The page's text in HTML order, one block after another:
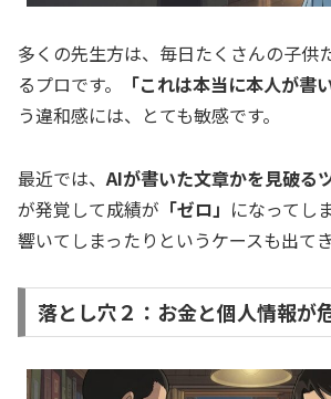
多くの先生方は、毎日たくさんの子供
るプロです。
「これは本当に本人が書
う違和感には、とても敏感です。
最近では、AIが書いた文章かを見破る
が発覚して成績が 「ゼロ」 になってし
響いてしまったりというケースも出てき
落とし穴２：お金と個人情報が